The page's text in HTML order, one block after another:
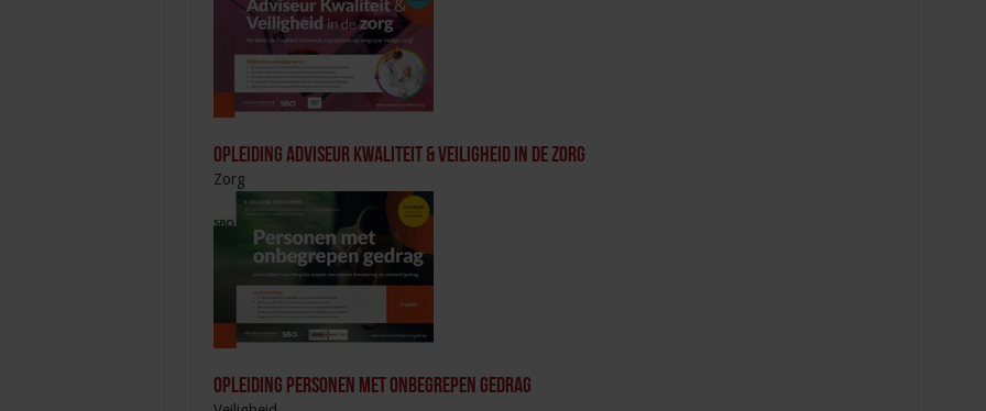
Opleiding Adviseur Kwaliteit & Veiligheid in de zorg
Zorg
Opleiding Personen met onbegrepen gedrag